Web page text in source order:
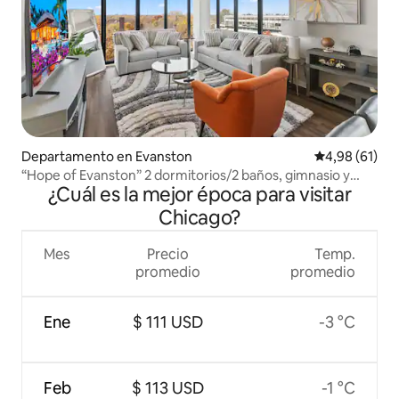
Departamento en Evanston Calificación
4,98 (61)
“Hope of Evanston” 2 dormitorios/2 baños, gimnasio y
pileta¿Cuál es la mejor época para visitar
Chicago?
Mes
Ene
Feb
Precio
promedio
$ 111 USD
$ 113 USD
Temp.
promedio
-3 °C
-1 °C